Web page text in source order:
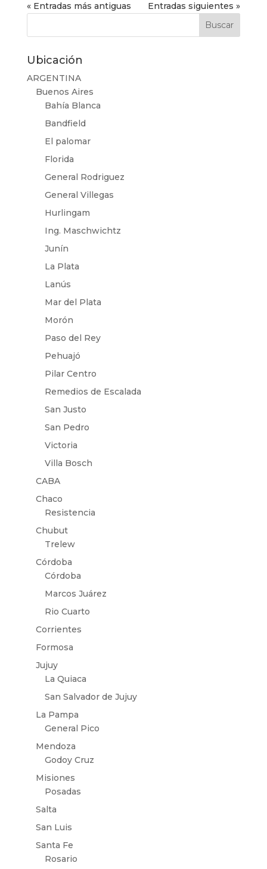
« Entradas más antiguas Entradas siguientes »
Ubicación
ARGENTINA
Buenos Aires
Bahía Blanca
Bandfield
El palomar
Florida
General Rodriguez
General Villegas
Hurlingam
Ing. Maschwichtz
Junín
La Plata
Lanús
Mar del Plata
Morón
Paso del Rey
Pehuajó
Pilar Centro
Remedios de Escalada
San Justo
San Pedro
Victoria
Villa Bosch
CABA
Chaco
Resistencia
Chubut
Trelew
Córdoba
Córdoba
Marcos Juárez
Rio Cuarto
Corrientes
Formosa
Jujuy
La Quiaca
San Salvador de Jujuy
La Pampa
General Pico
Mendoza
Godoy Cruz
Misiones
Posadas
Salta
San Luis
Santa Fe
Rosario